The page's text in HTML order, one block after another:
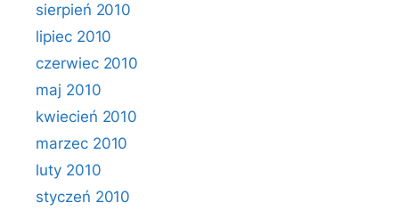
sierpień 2010
lipiec 2010
czerwiec 2010
maj 2010
kwiecień 2010
marzec 2010
luty 2010
styczeń 2010